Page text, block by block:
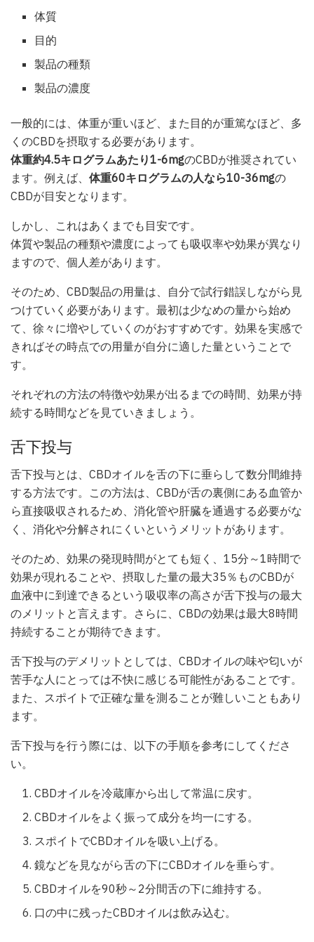
体質
目的
製品の種類
製品の濃度
一般的には、体重が重いほど、また目的が重篤なほど、多
くのCBDを摂取する必要があります。
体重約4.5キログラムあたり1-6mgのCBDが推奨されてい
ます。例えば、 体重60キログラムの人なら10-36mgの
CBDが目安となります。
しかし、これはあくまでも目安です。
体質や製品の種類や濃度によっても吸収率や効果が異なり
ますので、個人差があります。
そのため、CBD製品の用量は、自分で試行錯誤しながら見
つけていく必要があります。最初は少なめの量から始め
て、徐々に増やしていくのがおすすめです。効果を実感で
きればその時点での用量が自分に適した量ということで
す。
それぞれの方法の特徴や効果が出るまでの時間、効果が持
続する時間などを見ていきましょう。
舌下投与
舌下投与とは、CBDオイルを舌の下に垂らして数分間維持
する方法です。この方法は、CBDが舌の裏側にある血管か
ら直接吸収されるため、消化管や肝臓を通過する必要がな
く、消化や分解されにくいというメリットがあります。
そのため、効果の発現時間がとても短く、15分～1時間で
効果が現れることや、摂取した量の最大35％ものCBDが
血液中に到達できるという吸収率の高さが舌下投与の最大
のメリットと言えます。さらに、CBDの効果は最大8時間
持続することが期待できます。
舌下投与のデメリットとしては、CBDオイルの味や匂いが
苦手な人にとっては不快に感じる可能性があることです。
また、スポイトで正確な量を測ることが難しいこともあり
ます。
舌下投与を行う際には、以下の手順を参考にしてくださ
い。
CBDオイルを冷蔵庫から出して常温に戻す。
CBDオイルをよく振って成分を均一にする。
スポイトでCBDオイルを吸い上げる。
鏡などを見ながら舌の下にCBDオイルを垂らす。
CBDオイルを90秒～2分間舌の下に維持する。
口の中に残ったCBDオイルは飲み込む。